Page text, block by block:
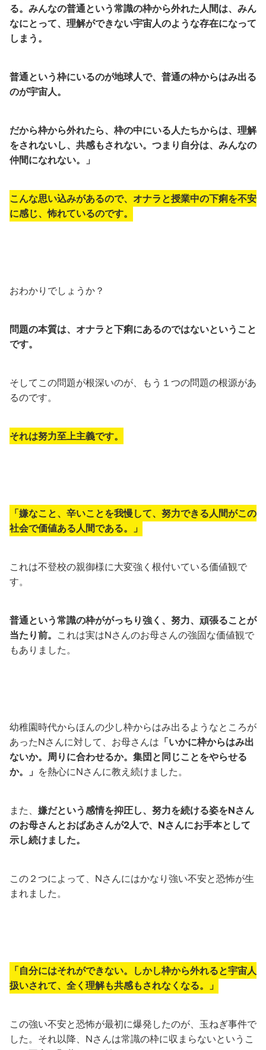
る。みんなの普通という常識の枠から外れた人間は、みん
なにとって、理解ができない宇宙人のような存在になって
しまう。
普通という枠にいるのが地球人で、普通の枠からはみ出る
のが宇宙人。
だから枠から外れたら、枠の中にいる人たちからは、理解
をされないし、共感もされない。つまり自分は、みんなの
仲間になれない。」
こんな思い込みがあるので、オナラと授業中の下痢を不安
に感じ、怖れているのです。
おわかりでしょうか？
問題の本質は、オナラと下痢にあるのではないということ
です。
そしてこの問題が根深いのが、もう１つの問題の根源があ
るのです。
それは努力至上主義です。
「嫌なこと、辛いことを我慢して、努力できる人間がこの
社会で価値ある人間である。」
これは不登校の親御様に大変強く根付いている価値観で
す。
普通という常識の枠ががっちり強く、努力、頑張ることが
当たり前。 これは実はNさんのお母さんの強固な価値観で
もありました。
幼稚園時代からほんの少し枠からはみ出るようなところが
あったNさんに対して、お母さんは 「いかに枠からはみ出
ないか。周りに合わせるか。集団と同じことをやらせる
か。」 を熱心にNさんに教え続けました。
また、 嫌だという感情を抑圧し、努力を続ける姿をNさん
のお母さんとおばあさんが2人で、Nさんにお手本として
示し続けました。
この２つによって、Nさんにはかなり強い不安と恐怖が生
まれました。
「自分にはそれができない。しかし枠から外れると宇宙人
扱いされて、全く理解も共感もされなくなる。」
この強い不安と恐怖が最初に爆発したのが、玉ねぎ事件で
した。それ以降、Nさんは常識の枠に収まらないというこ